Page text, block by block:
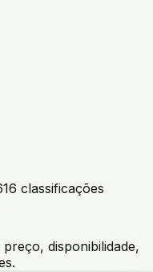
classificações
disponibilidade,